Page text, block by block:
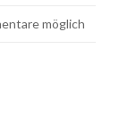
möglich